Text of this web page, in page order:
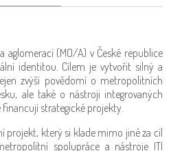
(MO/A) v České republice
identitou. Cílem je vytvořit silný a
zvýší povědomí o metropolitních
ale také o nástroji integrovaných
financují strategické projekty.
projekt, který si klade mimo jiné za cíl
spolupráce a nástroje ITI